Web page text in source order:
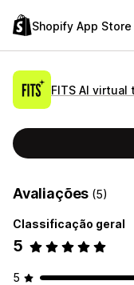
Shopify App Store
FITS AI virtual
Avaliações (5)
Classificação geral
5
5